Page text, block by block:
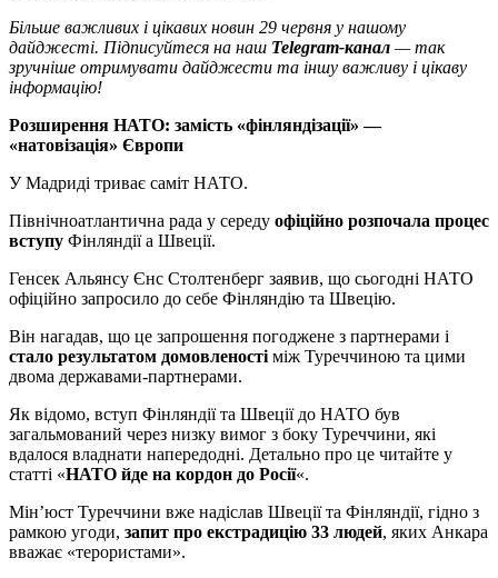
Більше важливих і цікавих новин 29 червня у нашому
дайджесті. Підписуйтеся на наш Telegram-канал — так
зручніше отримувати дайджести та іншу важливу і цікаву
інформацію!
Розширення НАТО: замість «фінляндізації» —
«натовізація» Європи
У Мадриді триває саміт НАТО.
Північноатлантична рада у середу офіційно розпочала процес
вступу Фінляндії а Швеції.
Генсек Альянсу Єнс Столтенберг заявив, що сьогодні НАТО
офіційно запросило до себе Фінляндію та Швецію.
Він нагадав, що це запрошення погоджене з партнерами і
стало результатом домовленості між Туреччиною та цими
двома державами-партнерами.
Як відомо, вступ Фінляндії та Швеції до НАТО був
загальмований через низку вимог з боку Туреччини, які
вдалося владнати напередодні. Детально про це читайте у
статті «НАТО йде на кордон до Росії«.
Мін’юст Туреччини вже надіслав Швеції та Фінляндії, гідно з
рамкою угоди, запит про екстрадицію 33 людей, яких Анкара
вважає «терористами».